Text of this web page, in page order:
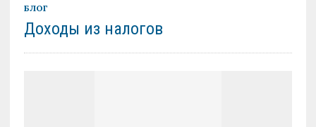
БЛОГ
Доходы из налогов